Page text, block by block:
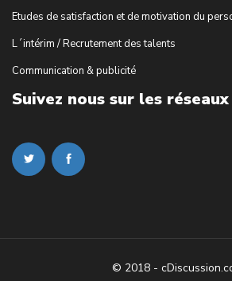
Etudes de satisfaction et de motivation du
L´intérim / Recrutement des talents
Communication & publicité
Suivez nous sur les
© 2018 -